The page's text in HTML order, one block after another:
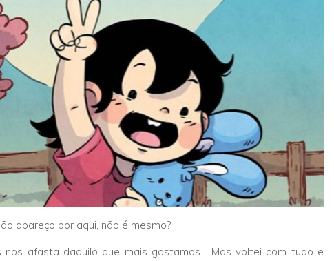
apareço por aqui, não é mesmo?
afasta daquilo que mais gostamos… Mas voltei com tudo e